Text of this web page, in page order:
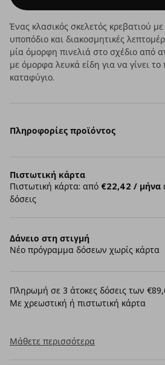
Ένας κλασικός σκελετός κρεβατιού
υποπόδιο και διακοσμητικές
μία όμορφη πινελιά στο σχέδιο από
με όμορφα λευκά είδη για να γίνει
καταφύγιο.
Πληροφορίες προϊόντος
Πιστωτική κάρτα
Πιστωτική κάρτα: από €22,42 / μήνα
δόσεις
Δάνειο στη στιγμή
Νέο πρόγραμμα δόσεων χωρίς κάρτα
Πληρωμή σε 3 άτοκες δόσεις των
Με χρεωστική ή πιστωτική κάρτα
Μάθετε περισσότερα